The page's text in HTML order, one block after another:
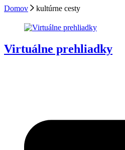
Domov kultúrne cesty
Virtuálne prehliadky